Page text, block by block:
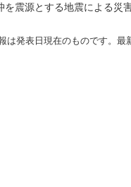
を震源とする地震による災
は発表日現在のものです。最